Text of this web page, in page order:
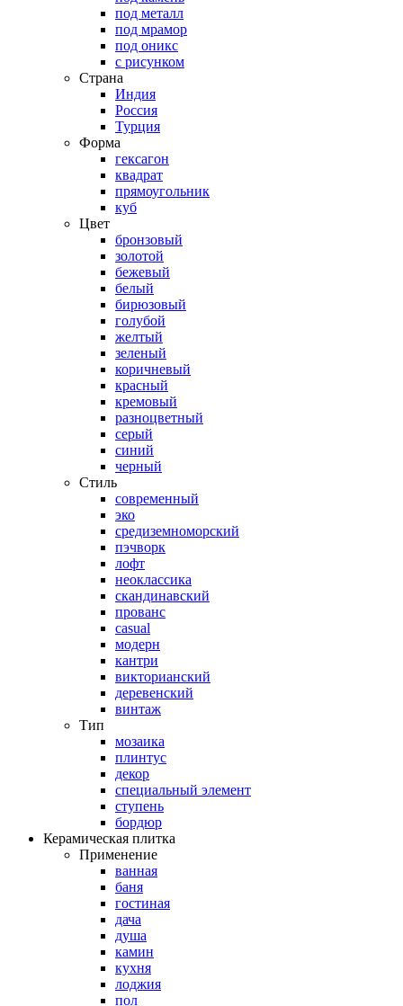
под металл
под мрамор
под оникс
с рисунком
Страна
Индия
Россия
Турция
Форма
гексагон
квадрат
прямоугольник
куб
Цвет
бронзовый
золотой
бежевый
белый
бирюзовый
голубой
желтый
зеленый
коричневый
красный
кремовый
разноцветный
серый
синий
черный
Стиль
современный
эко
средиземноморский
пэчворк
лофт
неоклассика
скандинавский
прованс
casual
модерн
кантри
викторианский
деревенский
винтаж
Тип
мозаика
плинтус
декор
специальный элемент
ступень
бордюр
Керамическая плитка
Применение
ванная
баня
гостиная
дача
душа
камин
кухня
лоджия
пол